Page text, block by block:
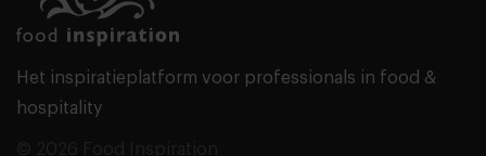
Het inspiratieplatform voor professionals in food &
hospitality